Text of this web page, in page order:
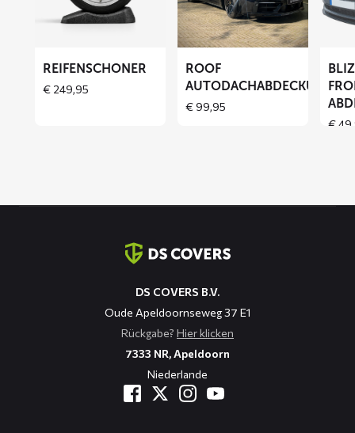
REIFENSCHONER
€249,95
Autodachabdeckung
ROOF
AUTODACHABDECKUNG
€99,95
€
DS COVERS B.V.
Oude Apeldoornseweg 37 E1
Rückgabe? Hier klicken
7333 NR, Apeldoorn
Niederlande